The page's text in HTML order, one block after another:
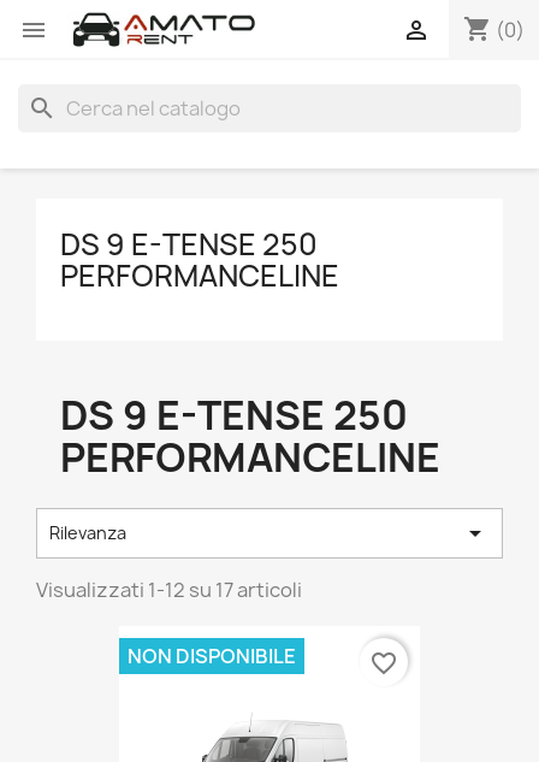
 shopping_cart (0)

search
DS 9 E-TENSE 250
PERFORMANCELINE
DS 9 E-TENSE 250
PERFORMANCELINE
Rilevanza 
Visualizzati 1-12 su 17 articoli
NON DISPONIBILE favorite_border